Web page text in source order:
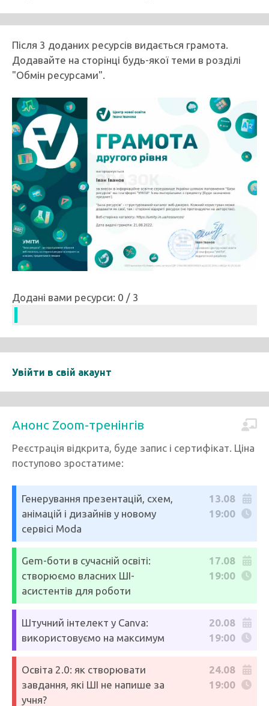
Після 3 доданих ресурсів видається грамота.
Додавайте на сторінці будь-якої теми в розділі
"Обмін ресурсами".
Додані вами ресурси: 0 / 3
Увійти в свій акаунт
Анонс Zoom-тренінгів
Реєстрація відкрита, буде запис і сертифікат. Ціна
поступово зростатиме:
Генерування презентацій, схем,
анімацій і дизайнів у новому
сервісі Moda
13.08
19:00
Gem-боти в сучасній освіті:
створюємо власних ШІ-
асистентів для роботи
17.08
19:00
Штучний інтелект у Canva:
використовуємо на максимум
20.08
19:00
Освіта 2.0: як створювати
завдання, які ШІ не напише за
учня?
24.08
19:00